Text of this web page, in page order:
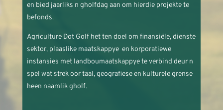
en bied jaarliks n gholfdag aan om hierdie projekte te
befonds.
Agriculture Dot Golf het ten doel om finansiële, dienste
sektor, plaaslike maatskappye en korporatiewe
instansies met landboumaatskappye te verbind deur n
spel wat strek oor taal, geografiese en kulturele grense
heen naamlik gholf.